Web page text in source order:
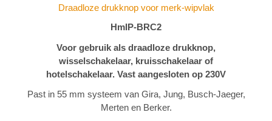
Draadloze drukknop voor merk-wipvlak
HmIP-BRC2
Voor gebruik als draadloze drukknop,
wisselschakelaar, kruisschakelaar of
hotelschakelaar. Vast aangesloten op 230V
Past in 55 mm systeem van Gira, Jung, Busch-Jaeger,
Merten en Berker.